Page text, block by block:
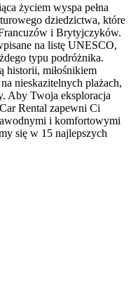
życiem wyspa pełna
dziedzictwa, które
Francuzów i Brytyjczyków.
na listę UNESCO,
typu podróżnika.
historii, miłośnikiem
nieskazitelnych plażach,
Aby Twoja eksploracja
Rental zapewni Ci
i komfortowymi
się w 15 najlepszych